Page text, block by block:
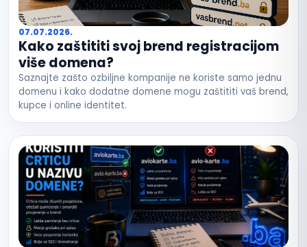
07.07.2026.
Kako zaštititi svoj brend registracijom
više domena?
Saznajte zašto ozbiljne kompanije ne koriste samo jednu
domenu i kako dodatne domene mogu zaštititi vaš brend,
kupce i online identitet.